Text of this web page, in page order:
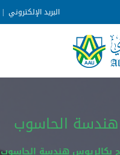
البريد الإلكتروني |
هندسة الحاسوب
بكالريوس هندسة الحاسوب